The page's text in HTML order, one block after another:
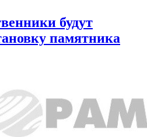
будут
памятника